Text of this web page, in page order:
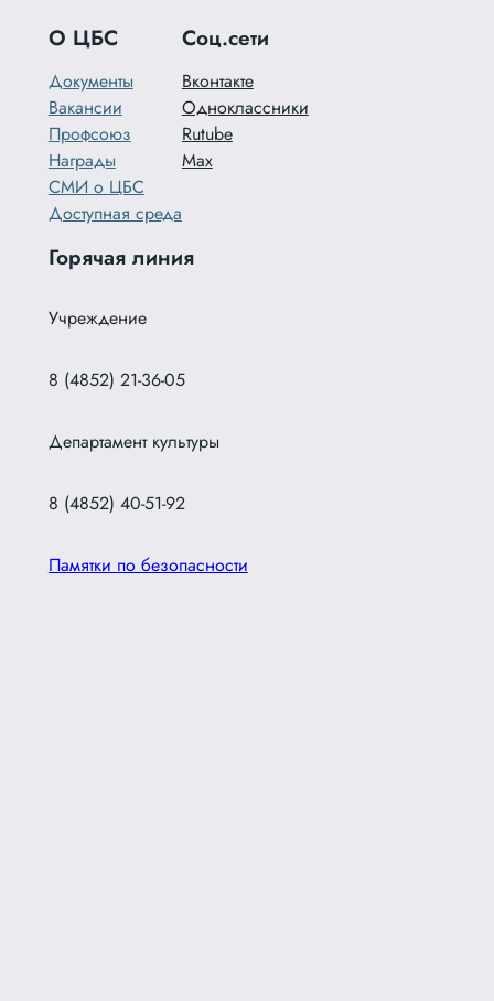
О ЦБС
Документы
Вакансии
Профсоюз
Награды
СМИ о ЦБС
Доступная среда
Соц.сети
Вконтакте
Одноклассники
Rutube
Max
Горячая линия
Учреждение
8 (4852) 21-36-05
Департамент культуры
8 (4852) 40-51-92
Памятки по безопасности